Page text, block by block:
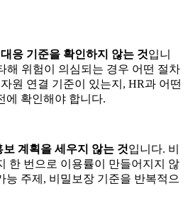
응 기준을 확인하지 않는 것입니
해 위험이 의심되는 경우 어떤 절차
원 연결 기준이 있는지, HR과 어떤
에 확인해야 합니다.
보 계획을 세우지 않는 것입니다. 비
한 번으로 이용률이 만들어지지 않
능 주제, 비밀보장 기준을 반복적으